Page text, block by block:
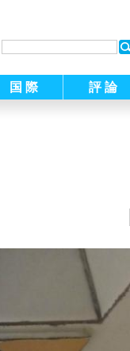
国 際 評 論